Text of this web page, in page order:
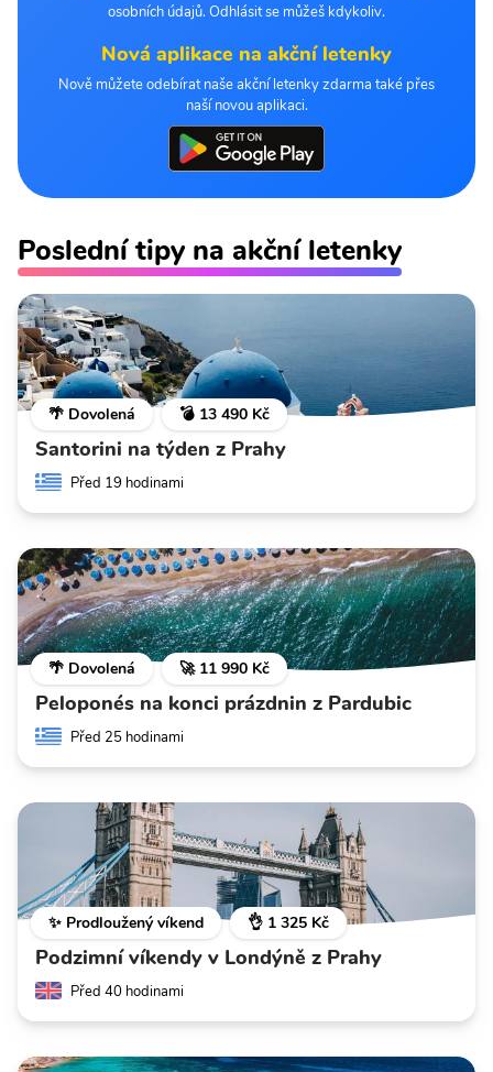
osobních údajů. Odhlásit se můžeš kdykoliv.
Nová aplikace na akční letenky
Nově můžete odebírat naše akční letenky zdarma také přes
naší novou aplikaci.
Poslední tipy na akční letenky
🌴 Dovolená 💣 13 490 Kč
Santorini na týden z Prahy
Před 19 hodinami
🌴 Dovolená 🚀 11 990 Kč
Peloponés na konci prázdnin z Pardubic
Před 25 hodinami
✨ Prodloužený víkend 👌 1 325 Kč
Podzimní víkendy v Londýně z Prahy
Před 40 hodinami